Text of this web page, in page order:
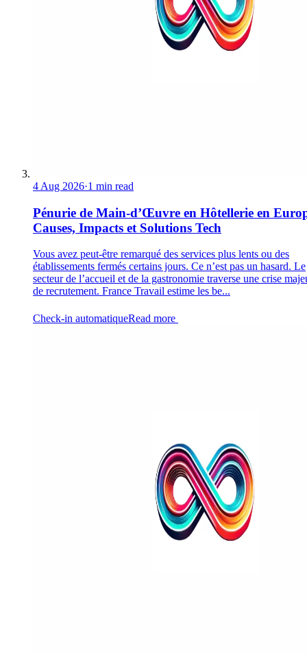
4 Aug 2026·1 min read
Pénurie de Main-d’Œuvre en Hôtellerie en
Causes, Impacts et Solutions Tech
Vous avez peut-être remarqué des services plus lents ou des
établissements fermés certains jours. Ce n’est pas un hasard. Le
secteur de l’accueil et de la gastronomie traverse une crise
de recrutement. France Travail estime les be...
Check-in automatiqueRead more